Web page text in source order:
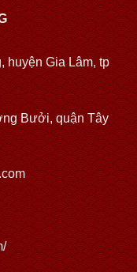
huyện Gia Lâm, tp
Bưởi, quận Tây